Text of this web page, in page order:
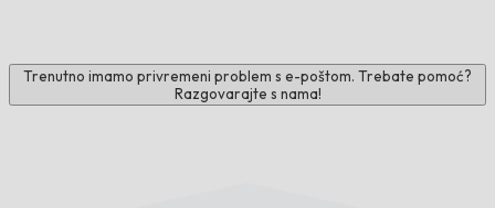
Trenutno imamo privremeni problem s e-poštom. Trebate pomoć?
Razgovarajte s nama!